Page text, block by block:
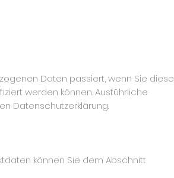
Daten passiert, wenn Sie diese
werden können. Ausführliche
Datenschutzerklärung.
können Sie dem Abschnitt